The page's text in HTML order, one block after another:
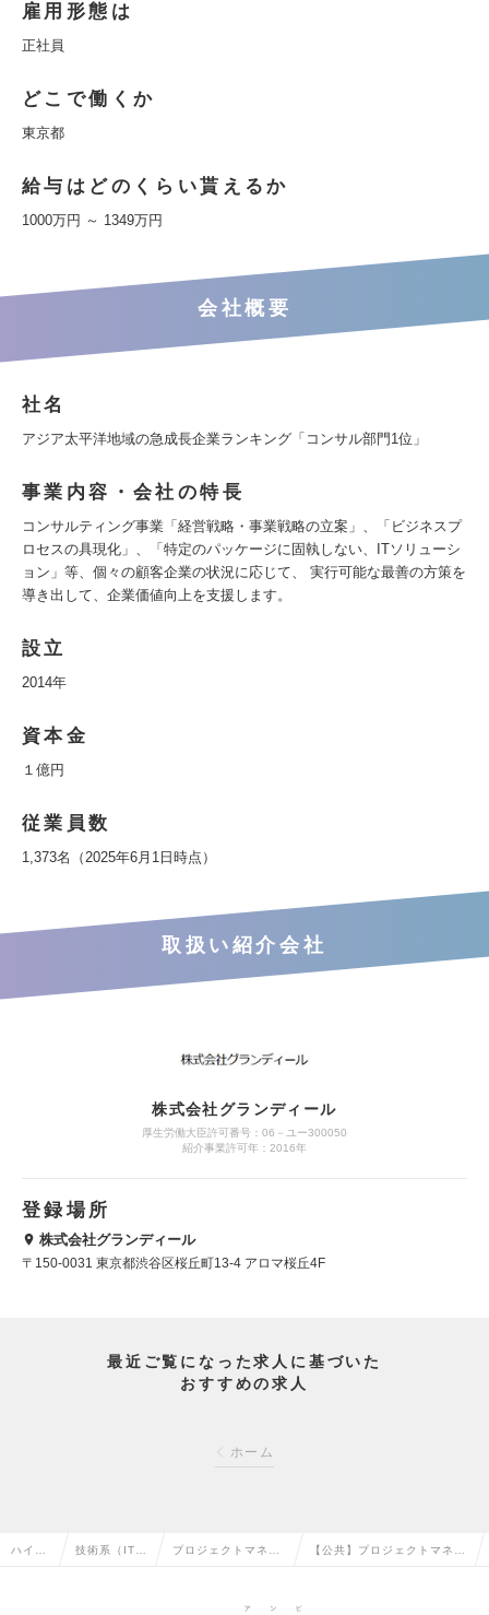
雇用形態は
正社員
どこで働くか
東京都
給与はどのくらい貰えるか
1000万円 ～ 1349万円
会社概要
社名
アジア太平洋地域の急成長企業ランキング「コンサル部門1位」
事業内容・会社の特長
コンサルティング事業「経営戦略・事業戦略の立案」、「ビジネスプ
ロセスの具現化」、「特定のパッケージに固執しない、ITソリューシ
ョン」等、個々の顧客企業の状況に応じて、 実行可能な最善の方策を
導き出して、企業価値向上を支援します。
設立
2014年
資本金
１億円
従業員数
1,373名（2025年6月1日時点）
取扱い紹介会社
株式会社グランディール
厚生労働大臣許可番号：06－ユー300050
紹介事業許可年：2016年
登録場所
株式会社グランディール
〒150-0031 東京都渋谷区桜丘町13-4 アロマ桜丘4F
最近ご覧になった求人に基づいた
おすすめの求人
ホーム
ハイク 技術系（IT・ プロジェクトマネー 【公共】プロジェクトマネー